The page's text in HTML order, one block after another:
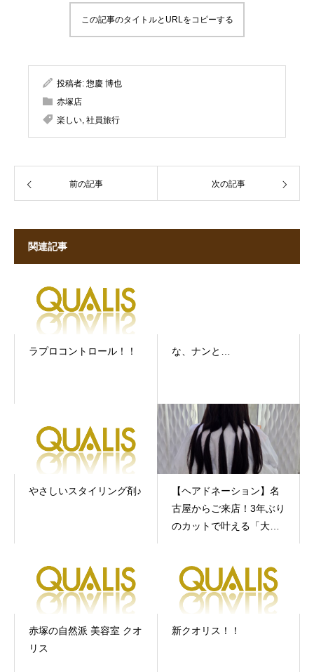
この記事のタイトルとURLをコピーする
投稿者: 惣慶 博也
赤塚店
楽しい, 社員旅行
前の記事 次の記事
関連記事
ラプロコントロール！！ な、ナンと…
やさしいスタイリング剤♪
【ヘアドネーション】名
古屋からご来店！3年ぶり
のカットで叶える「大人
赤塚の自然派 美容室 クオ
リス
新クオリス！！